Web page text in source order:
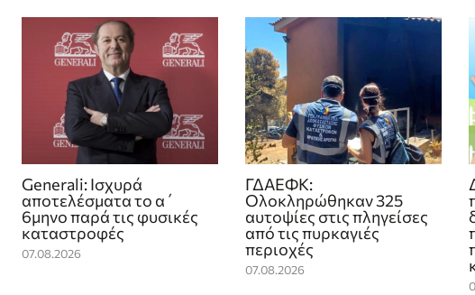
Generali: Ισχυρά
αποτελέσματα το α΄
6μηνο παρά τις φυσικές
καταστροφές
07.08.2026
ΓΔΑΕΦΚ:
Ολοκληρώθηκαν 325
αυτοψίες στις πληγείσες
από τις πυρκαγιές
περιοχές
07.08.2026